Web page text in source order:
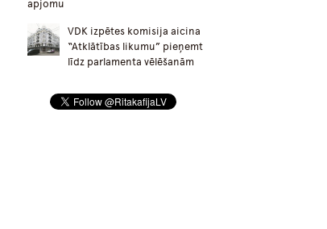
apjomu
VDK izpētes komisija aicina
“Atklātības likumu” pieņemt
līdz parlamenta vēlēšanām